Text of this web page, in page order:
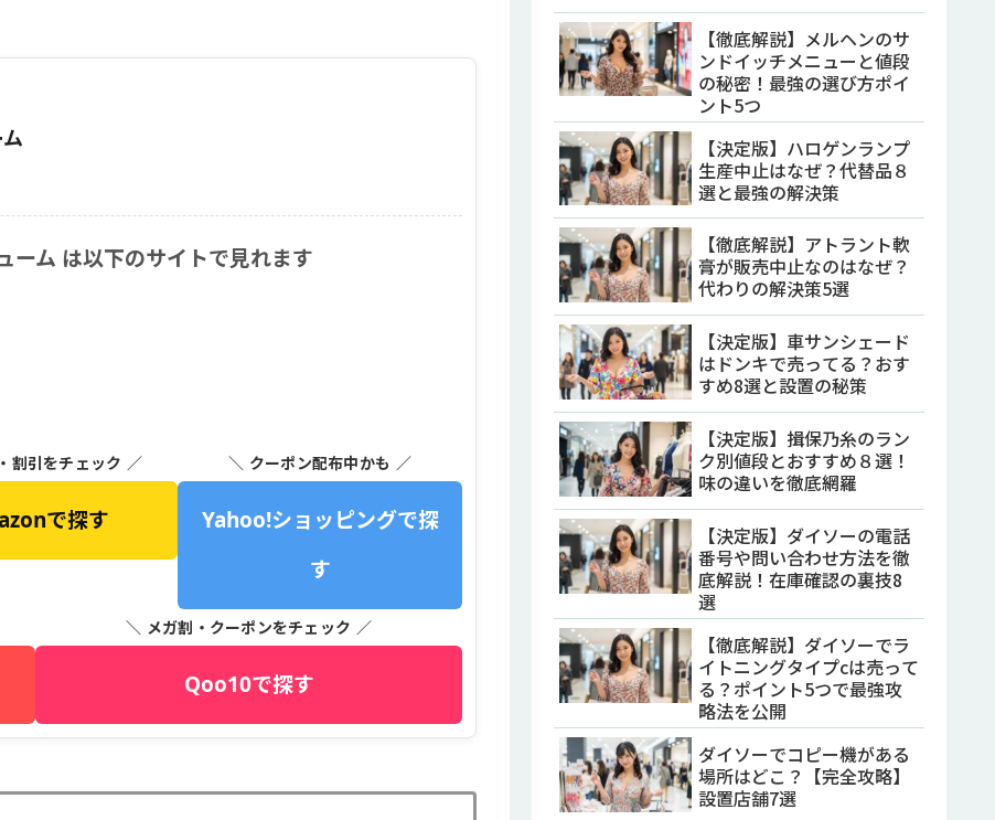
ーム は以下のサイトで見れます
割引をチェック ／
で探す
＼ クーポン配布中かも ／
Yahoo!ショッピングで探
す
＼ メガ割・クーポンをチェック ／
Qoo10で探す
【徹底解説】メルヘンのサ
ンドイッチメニューと値段
の秘密！最強の選び方ポイ
ント5つ
【決定版】ハロゲンランプ
生産中止はなぜ？代替品８
選と最強の解決策
【徹底解説】アトラント軟
膏が販売中止なのはなぜ？
代わりの解決策5選
【決定版】車サンシェード
はドンキで売ってる？おす
すめ8選と設置の秘策
【決定版】揖保乃糸のラン
ク別値段とおすすめ８選！
味の違いを徹底網羅
【決定版】ダイソーの電話
番号や問い合わせ方法を徹
底解説！在庫確認の裏技8
選
【徹底解説】ダイソーでラ
イトニングタイプcは売って
る？ポイント5つで最強攻
略法を公開
ダイソーでコピー機がある
場所はどこ？【完全攻略】
設置店舗7選